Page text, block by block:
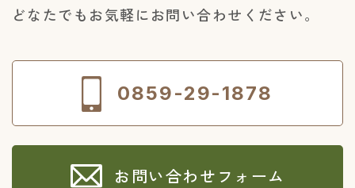
7.個人情報の開示等
当社は、ユーザーご本人または代理人から、個人
情報保護法の定めに基づき個人情報の利用目的の
通知、開示、内容の訂正、追加又は削除、利用の
停止、消去及び第三者への提供停止、第三者提供
請求であることを確認の上で、ユーザーまたはそ
の代理人に対し、遅滞なく開示を行います（当該
個人情報が存在しないときにはその旨を通知いた
どなたでもお気軽にお問い合わせください。
0859-29-1878
お問い合わせフォーム